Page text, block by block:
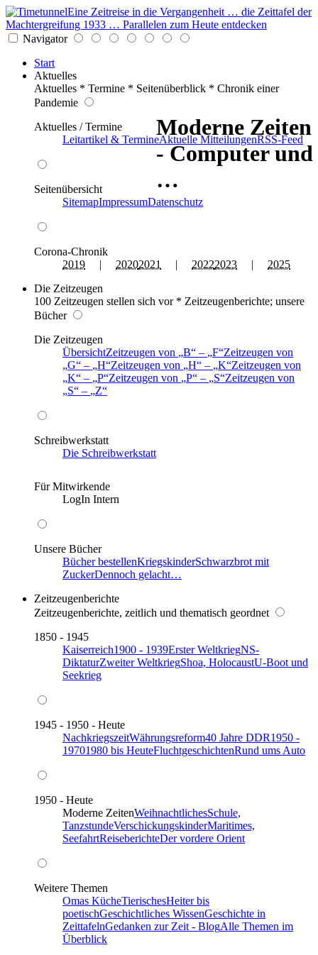
Eine Zeitreise in die Vergangenheit … die Zeittafel der
Machtergreifung 1933 … Parallelen zum Heute entdecken
Navigator
Start
Aktuelles
Aktuelles * Termine * Seitenüberblick * Chronik einer
Pandemie
Aktuelles / Termine
Leitartikel & TermineAktuelle MitteilungenRSS-Feed
Seitenübersicht
SitemapImpressumDatenschutz
Corona-Chronik
2019 | 20202021 | 20222023 | 2025
Die Zeitzeugen
100 Zeitzeugen stellen sich vor * Zeitzeugenberichte; unsere
Bücher
Die Zeitzeugen
ÜbersichtZeitzeugen von B – F Zeitzeugen von
G
– H Zeitzeugen von H – K Zeitzeugen von
K
– P Zeitzeugen von P – S Zeitzeugen von
S
– Z
Schreibwerkstatt
Die Schreibwerkstatt
Für Mitwirkende
LogIn Intern
Unsere Bücher
Bücher bestellenKriegskinderSchwarzbrot mit
ZuckerDennoch gelacht…
Zeitzeugenberichte
Zeitzeugenberichte, zeitlich und thematisch geordnet
1850 - 1945
Kaiserreich1900 - 1939Erster WeltkriegNS-
DiktaturZweiter WeltkriegShoa, HolocaustU-Boot und
Seekrieg
1945 - 1950 - Heute
NachkriegszeitWährungsreform40 Jahre DDR1950 -
19701980 bis HeuteFluchtgeschichtenRund ums Auto
1950 - Heute
Moderne ZeitenWeihnachtlichesSchule,
TanzstundeVerschickungskinderMaritimes,
SeefahrtReiseberichteDer vordere Orient
Weitere Themen
Omas KücheTierischesHeiter bis
poetischGeschichtliches WissenGeschichte in
ZeittafelnGedanken zur Zeit - BlogAlle Themen im
Überblick
Moderne Zeiten
- Computer und
…